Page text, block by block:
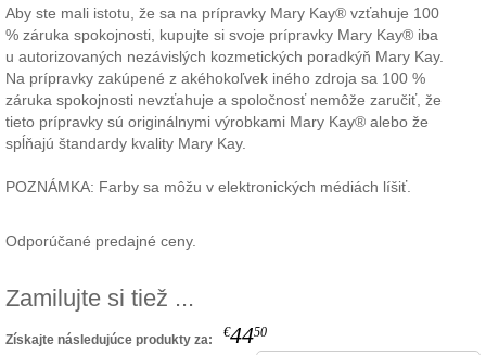
Aby ste mali istotu, že sa na prípravky Mary Kay® vzťahuje 100
% záruka spokojnosti, kupujte si svoje prípravky Mary Kay® iba
u autorizovaných nezávislých kozmetických poradkýň Mary Kay.
Na prípravky zakúpené z akéhokoľvek iného zdroja sa 100 %
záruka spokojnosti nevzťahuje a spoločnosť nemôže zaručiť, že
tieto prípravky sú originálnymi výrobkami Mary Kay® alebo že
spĺňajú štandardy kvality Mary Kay.
POZNÁMKA: Farby sa môžu v elektronických médiách líšiť.
Odporúčané predajné ceny.
Zamilujte si tiež ...
Získajte následujúce produkty za: €4450